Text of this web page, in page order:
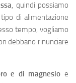
, quindi possiamo
di alimentazione
tempo, vogliamo
debbano rinunciare
e di magnesio e